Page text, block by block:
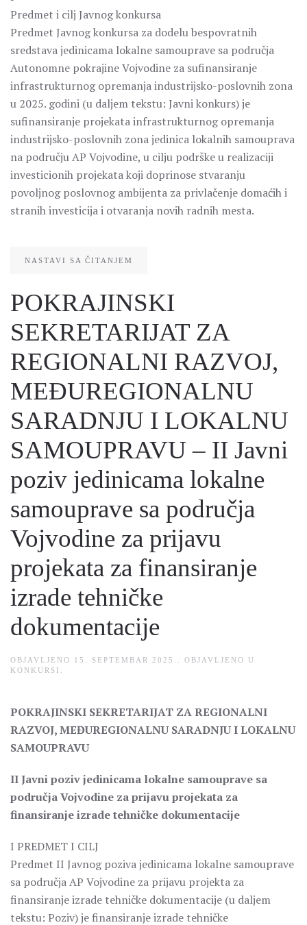
Predmet i cilj Javnog konkursa
Predmet Javnog konkursa za dodelu bespovratnih
sredstava jedinicama lokalne samouprave sa područja
Autonomne pokrajine Vojvodine za sufinansiranje
infrastrukturnog opremanja industrijsko-poslovnih zona
u 2025. godini (u daljem tekstu: Javni konkurs) je
sufinansiranje projekata infrastrukturnog opremanja
industrijsko-poslovnih zona jedinica lokalnih samouprava
na području AP Vojvodine, u cilju podrške u realizaciji
investicionih projekata koji doprinose stvaranju
povoljnog poslovnog ambijenta za privlačenje domaćih i
stranih investicija i otvaranja novih radnih mesta.
NASTAVI SA ČITANJEM
POKRAJINSKI
SEKRETARIJAT ZA
REGIONALNI RAZVOJ,
MEĐUREGIONALNU
SARADNJU I LOKALNU
SAMOUPRAVU – II Javni
poziv jedinicama lokalne
samouprave sa područja
Vojvodine za prijavu
projekata za finansiranje
izrade tehničke
dokumentacije
OBJAVLJENO 15. SEPTEMBAR 2025.
. OBJAVLJENO U
KONKURSI
POKRAJINSKI SEKRETARIJAT ZA REGIONALNI
RAZVOJ, MEĐUREGIONALNU SARADNJU I LOKALNU
SAMOUPRAVU
II Javni poziv jedinicama lokalne samouprave sa
područja Vojvodine za prijavu projekata za
finansiranje izrade tehničke dokumentacije
I PREDMET I CILЈ
Predmet II Javnog poziva jedinicama lokalne samouprave
sa područja AP Vojvodine za prijavu projekta za
finansiranje izrade tehničke dokumentacije (u daljem
tekstu: Poziv) je finansiranje izrade tehničke